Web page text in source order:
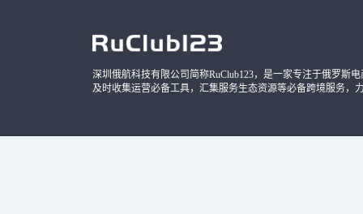
深圳俄航科技有限公司简称RuClub123，是一家专注于俄罗斯
及时收集运营必备工具，汇集服务生态资源等必备跨境服务，